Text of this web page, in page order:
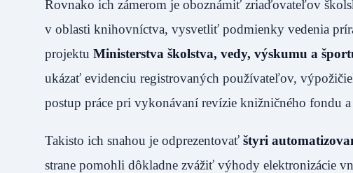
Rovnako ich zámerom je oboznámiť zriaďovateľov
v oblasti knihovníctva, vysvetliť podmienky vedenia
projektu Ministerstva školstva, vedy, výskumu a
ukázať evidenciu registrovaných používateľov,
postup práce pri vykonávaní revízie knižničného fondu
Takisto ich snahou je odprezentovať štyri
strane pomohli dôkladne zvážiť výhody elektronizácie